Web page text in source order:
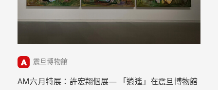
震旦博物館
AM六月特展：許宏翔個展— 「逍遙」在震旦博物館